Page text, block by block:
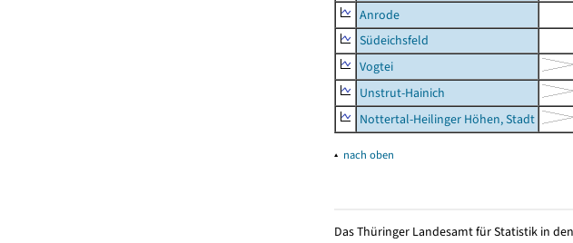
Anrode
Südeichsfeld
Vogtei
Unstrut-Hainich
Nottertal-Heilinger Höhen, Stadt
▴ nach oben
Das Thüringer Landesamt für Statistik in